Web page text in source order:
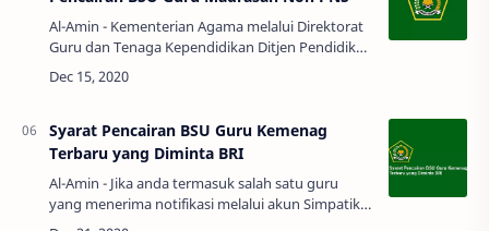
Al-Amin - Kementerian Agama melalui Direktorat
Guru dan Tenaga Kependidikan Ditjen Pendidikan
Islam meminta Kanwil untuk turut mengawal
proses subsidi pencairan Bantua…
Syarat Pencairan BSU Guru Kemenag
Terbaru yang Diminta BRI
Al-Amin - Jika anda termasuk salah satu guru
yang menerima notifikasi melalui akun Simpatika
dan berhak menerima Bantuan Subsidi